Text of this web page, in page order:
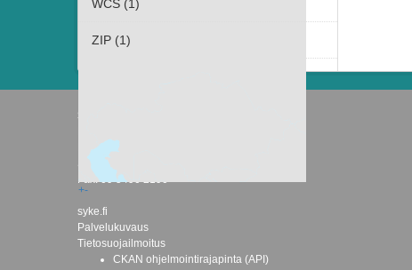
+-
WCS (1)
ZIP (1)
Suomen ympäristökeskus
FI-00790 Helsinki
Switchboard: +358 295 251 000
Fax: 09 5490 2190
syke.fi
Palvelukuvaus
Tietosuojailmoitus
CKAN ohjelmointirajapinta (API)